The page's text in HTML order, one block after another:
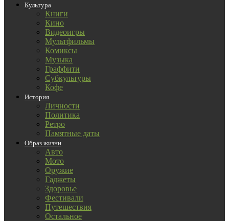
Культура
Книги
Кино
Видеоигры
Мультфильмы
Комиксы
Музыка
Граффити
Субкультуры
Кофе
История
Личности
Политика
Ретро
Памятные даты
Образ жизни
Авто
Мото
Оружие
Гаджеты
Здоровье
Фестивали
Путешествия
Остальное